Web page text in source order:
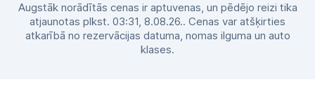
Augstāk norādītās cenas ir aptuvenas, un pēdējo reizi tika
atjaunotas plkst. 03:31, 8.08.26.. Cenas var atšķirties
atkarībā no rezervācijas datuma, nomas ilguma un auto
klases.